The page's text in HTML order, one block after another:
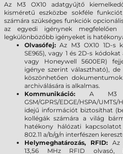
Az M3 OX10 adatgyűjtő
kisméretű eszközbe sokféle
számára szükséges funkciók
az egyedi igénynek
legkülönbözőbb igényeket is
Olvasófej:Az M3 OX10 1D-s
SE965), vagy 1 és 2D-s
vagy Honeywell 5600ER)
igénye szerint választható),
köszönhetően
archiválására is alkalmas.
Kommunikáció: A M3
GSM/GPRS/EDGE/HSPA/
idejű információt biztosíthat
kollégák számára a világ
hatékony hálózati
802.11 a/b/g/n interfészen
Helymeghatározás, RFID: Az
13,56 MHz RFID olvasó,